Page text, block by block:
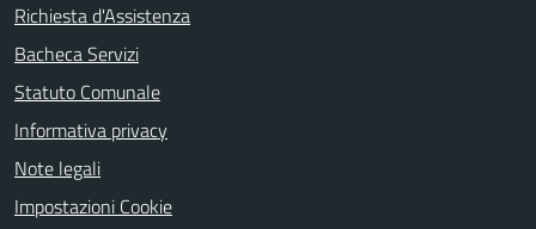
Richiesta d'Assistenza
Bacheca Servizi
Statuto Comunale
Informativa privacy
Note legali
Impostazioni Cookie